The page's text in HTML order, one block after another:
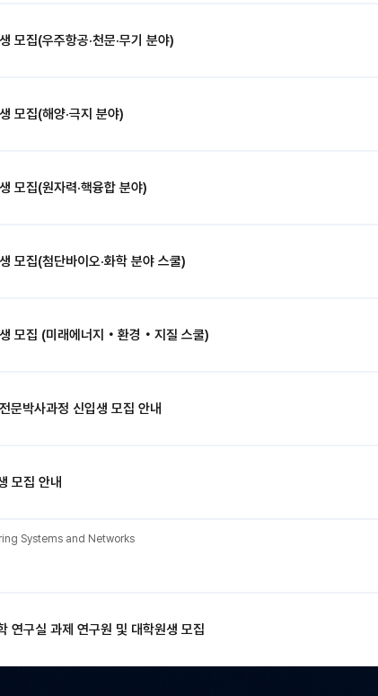
모집(우주항공·천문·무기 분야)
모집(해양·극지 분야)
모집(원자력·핵융합 분야)
모집(첨단바이오·화학 분야 스쿨)
모집 (미래에너지‧환경‧지질 스쿨)
문박사과정 신입생 모집 안내
모집 안내
Systems and Networks
연구실 과제 연구원 및 대학원생 모집